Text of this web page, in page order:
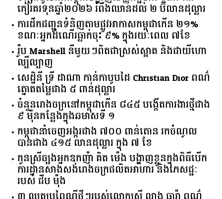
ទីផ្សារ​មូលធន​កម្ពុជា​បង្ហាញ​សញ្ញា​វិជ្ជមាន​ ​ខណៈ​ការ​
កៀរគរ​ទុន​ឆ្នាំ​២០២៦​ ​រំពឹង​ឈានដល់​ ​២​ ​ប៊ីលាន​ដុល្លារ​
ការដឹកជញ្ជូនទំនិញតាមផ្លូវអាកាសកម្ពុជាកើន ២១%
ខណៈអ្នកដំណើរធ្លាក់ចុះ ៩% ក្នុងរយៈពេល ៧ខែ
រ៉ូប Marshell នីមួយៗពិតជាស្រស់ស្អាត និងជាយីហោ
ល្បីល្បាញ
សេដ្ឋិនី ទ្រី ដាណា កាន់កាបូបដៃ Christian Dior ពណ៌
ត្នោតតម្លៃជាង ៥ ពាន់ដុល្លារ
ចំនួន​រោងចក្រ​នៅ​កម្ពុជា​កើន​ ​៨៤៥​ ​បង្កើត​ការងារ​ថ្មី​ជាង​
​៩​ ​ម៉ឺន​កន្លែង​ក្នុង​ឆមាស​ទី ​១​
កម្ពុជានាំចេញអង្ករជាង ៧០០ ពាន់តោន រកចំណូល
បានជាង ៤១៥ លានដុល្លារ ក្នុង ៧ ខែ
កូនស្រីច្បងអ្នកឧកញ៉ា គិត ម៉េង បង្ហាញខ្លួនក្នុងពិធីបើក
ការដ្ឋានសាងសង់រោងចក្រផលិតអាហារ និងភេសជ្ជៈ